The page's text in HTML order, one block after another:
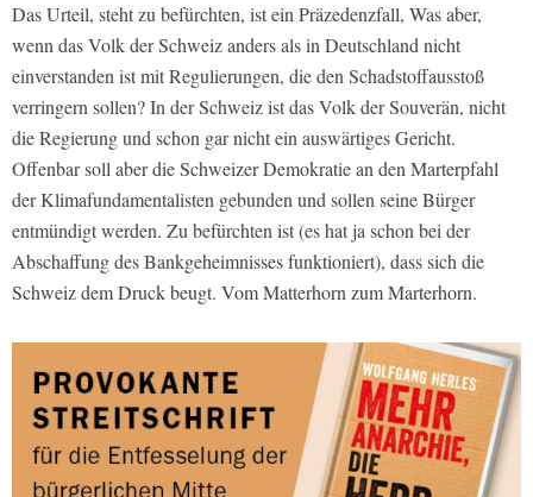
Das Urteil, steht zu befürchten, ist ein Präzedenzfall, Was aber,
wenn das Volk der Schweiz anders als in Deutschland nicht
einverstanden ist mit Regulierungen, die den Schadstoffausstoß
verringern sollen? In der Schweiz ist das Volk der Souverän, nicht
die Regierung und schon gar nicht ein auswärtiges Gericht.
Offenbar soll aber die Schweizer Demokratie an den Marterpfahl
der Klimafundamentalisten gebunden und sollen seine Bürger
entmündigt werden. Zu befürchten ist (es hat ja schon bei der
Abschaffung des Bankgeheimnisses funktioniert), dass sich die
Schweiz dem Druck beugt. Vom Matterhorn zum Marterhorn.